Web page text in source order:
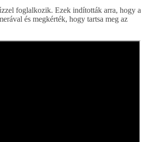
foglalkozik. Ezek indították arra, hogy a
és megkérték, hogy tartsa meg az